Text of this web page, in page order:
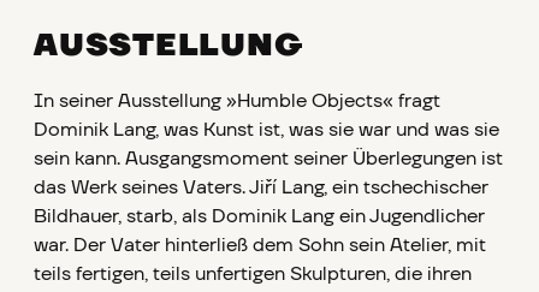
AUSSTELLUNG
In seiner Ausstellung »Humble Objects« fragt
Dominik Lang, was Kunst ist, was sie war und was sie
sein kann. Ausgangsmoment seiner Überlegungen ist
das Werk seines Vaters. Jiří Lang, ein tschechischer
Bildhauer, starb, als Dominik Lang ein Jugendlicher
war. Der Vater hinterließ dem Sohn sein Atelier, mit
teils fertigen, teils unfertigen Skulpturen, die ihren